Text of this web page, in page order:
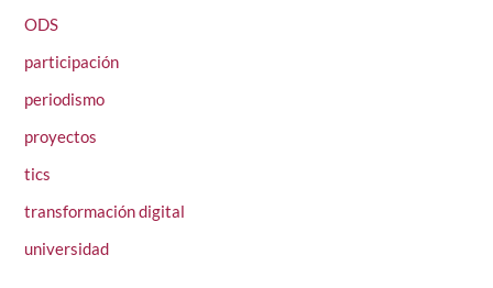
ODS
participación
periodismo
proyectos
tics
transformación digital
universidad